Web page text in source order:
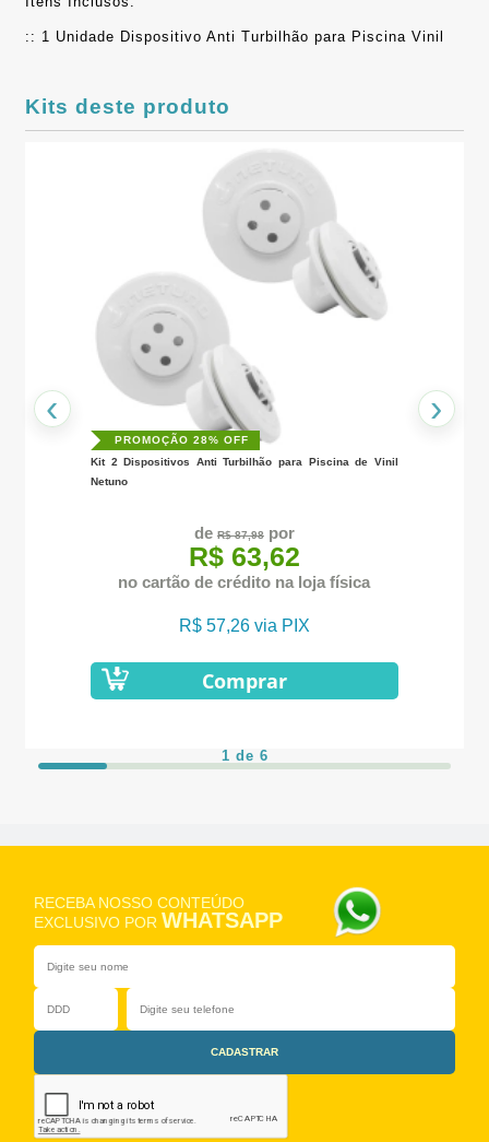
:: 1 Unidade Dispositivo Anti Turbilhão para Piscina Vinil
Kits deste produto
‹
PROMOÇÃO 28% OFF
Kit 2 Dispositivos Anti Turbilhão para Piscina de Vinil
Netuno
de R$ 87,98por
R$ 63,62
no cartão de crédito na loja física
R$ 57,26 via PIX
Comprar
›
1 de 6
RECEBA NOSSO CONTEÚDO
EXCLUSIVO POR WHATSAPP